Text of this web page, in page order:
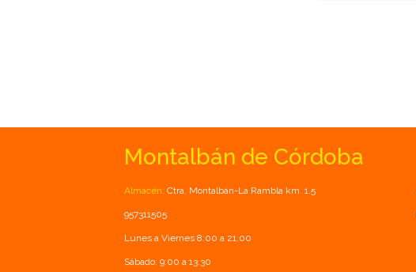
Montalbán de Córdoba
Almacén: Ctra. Montalbán-La Rambla km. 1.5
957311505
Lunes a Viernes 8:00 a 21:00
Sábado: 9:00 a 13:30